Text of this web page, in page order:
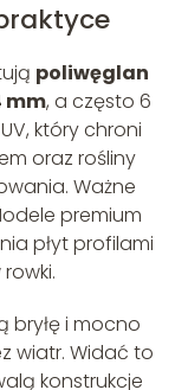
poliwęglan
mm, a często 6
który chroni
oraz rośliny
Ważne
premium
płyt profilami
bryłę i mocno
wiatr. Widać to
konstrukcje